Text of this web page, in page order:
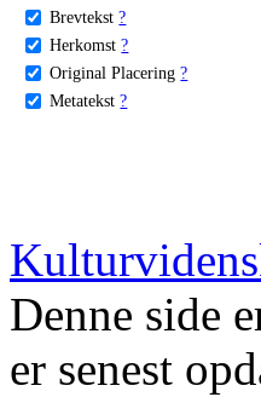
Brevtekst ?
Herkomst ?
Original Placering ?
Metatekst ?
Denne side
er senest